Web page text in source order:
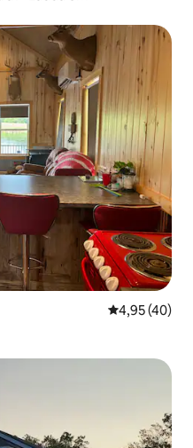
4,95 av 5 i
4,95 (40)